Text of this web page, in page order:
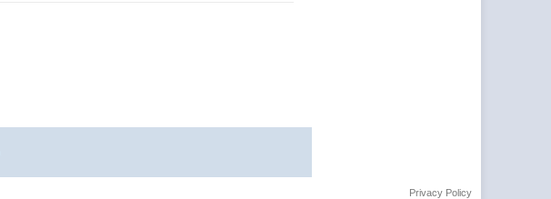
Privacy Policy